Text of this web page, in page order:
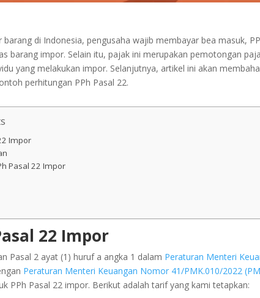
di Indonesia, pengusaha wajib membayar bea masuk,
barang impor. Selain itu, pajak ini merupakan pemotongan
yang melakukan impor. Selanjutnya, artikel ini akan
perhitungan PPh Pasal 22.
Impor
Pasal 22 Impor
22 Impor
Pasal 2 ayat (1) huruf a angka 1 dalam Peraturan Menteri
Peraturan Menteri Keuangan Nomor 41/PMK.010/2022
PPh Pasal 22 impor. Berikut adalah tarif yang kami tetapkan: